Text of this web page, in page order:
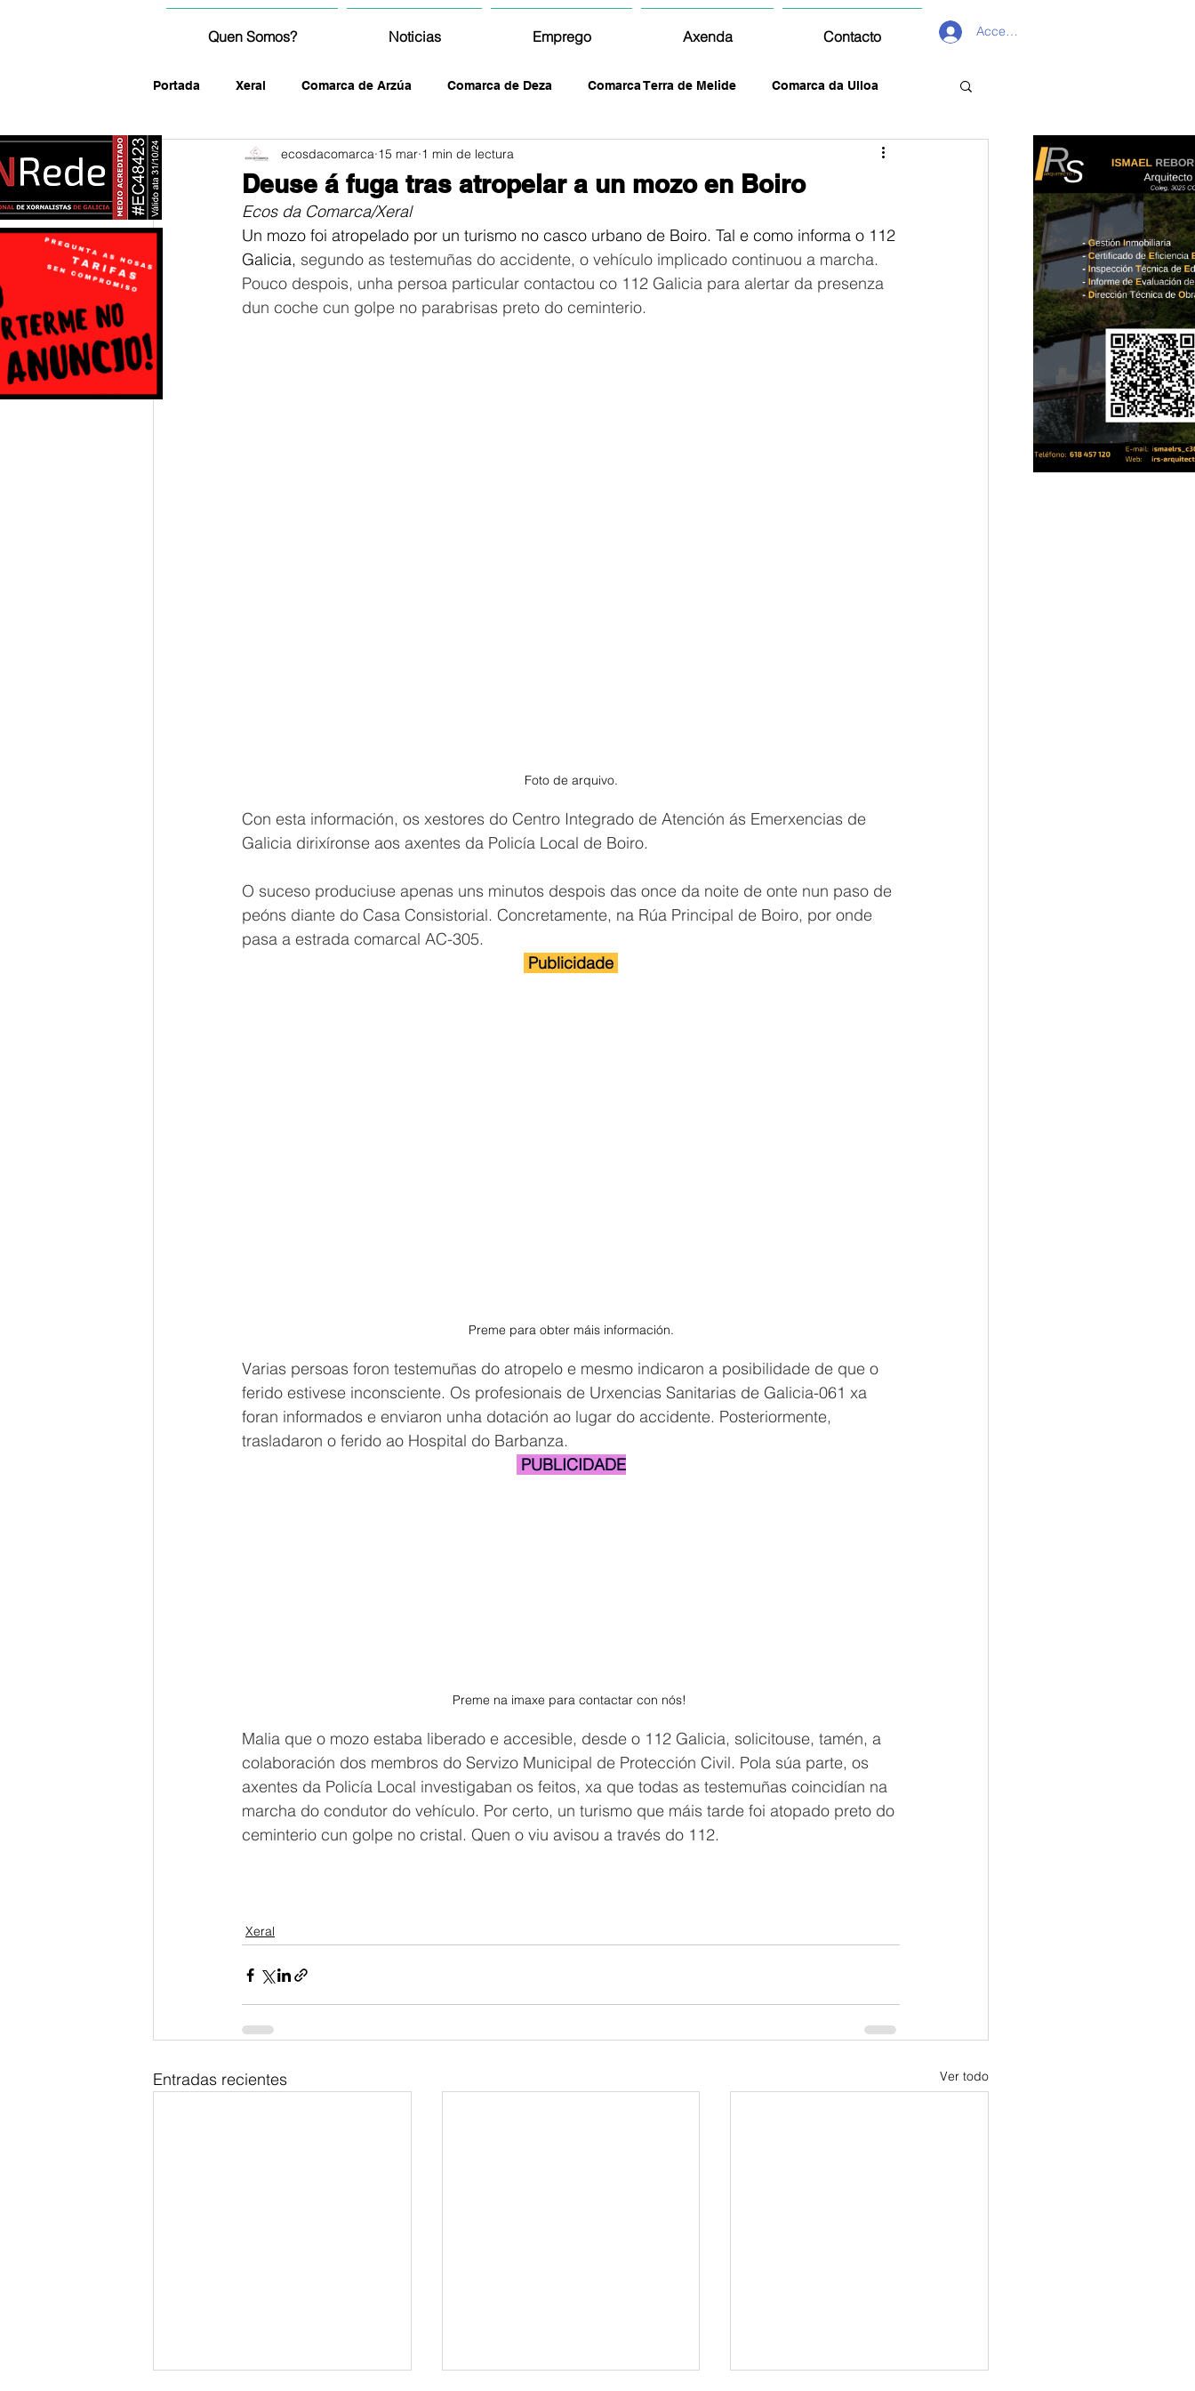
Quen Somos? Noticias Emprego Axenda Contacto Acceder
Portada Xeral Comarca de Arzúa Comarca de Deza Comarca Terra de Melide Comarca da Ulloa
fotografía
Deuse á fuga tras atropelar a un mozo en Boiro
ecosdacomarca 15 mar 1 min de lectura
Ecos da Comarca/Xeral
Un mozo foi atropelado por un turismo no casco urbano de Boiro. Tal e como informa o 112
Galicia, segundo as testemuñas do accidente, o vehículo implicado continuou a marcha.
Pouco despois, unha persoa particular contactou co 112 Galicia para alertar da presenza
dun coche cun golpe no parabrisas preto do ceminterio.
Foto de arquivo.
Con esta información, os xestores do Centro Integrado de Atención ás Emerxencias de
Galicia dirixíronse aos axentes da Policía Local de Boiro.
O suceso produciuse apenas uns minutos despois das once da noite de onte nun paso de
peóns diante do Casa Consistorial. Concretamente, na Rúa Principal de Boiro, por onde
pasa a estrada comarcal AC-305.
Publicidade
Preme para obter máis información.
Varias persoas foron testemuñas do atropelo e mesmo indicaron a posibilidade de que o
ferido estivese inconsciente. Os profesionais de Urxencias Sanitarias de Galicia-061 xa
foran informados e enviaron unha dotación ao lugar do accidente. Posteriormente,
trasladaron o ferido ao Hospital do Barbanza.
PUBLICIDADE
Preme na imaxe para contactar con nós!
Malia que o mozo estaba liberado e accesible, desde o 112 Galicia, solicitouse, tamén, a
colaboración dos membros do Servizo Municipal de Protección Civil. Pola súa parte, os
axentes da Policía Local investigaban os feitos, xa que todas as testemuñas coincidían na
marcha do condutor do vehículo. Por certo, un turismo que máis tarde foi atopado preto do
ceminterio cun golpe no cristal. Quen o viu avisou a través do 112.
Xeral
Entradas recientes Ver todo